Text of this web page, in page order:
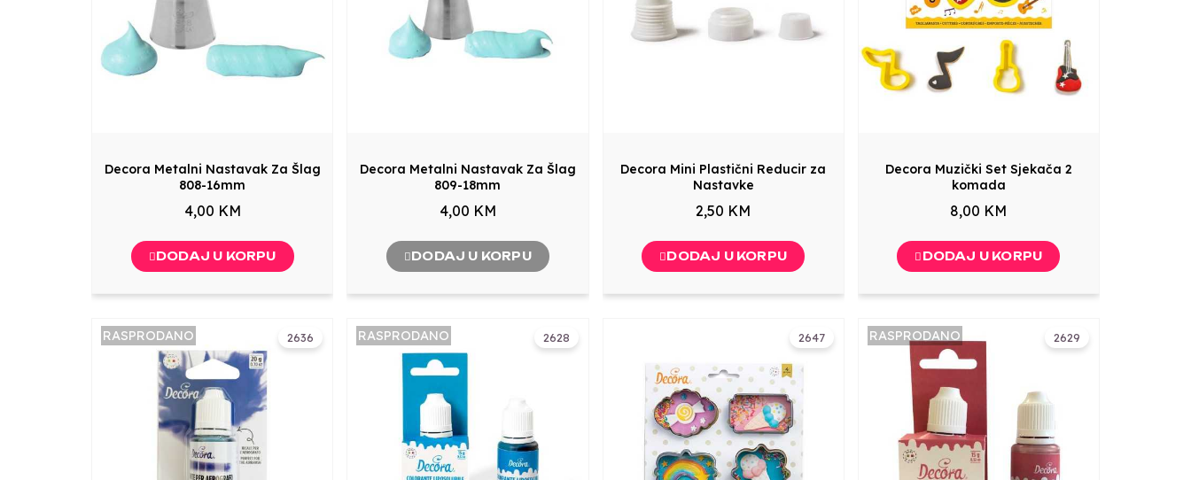
Decora Metalni Nastavak Za Šlag
808-16mm
4,00 KM
DODAJ U KORPU
Decora Metalni Nastavak Za Šlag
809-18mm
4,00 KM
DODAJ U KORPU
Decora Mini Plastični Reducir za
Nastavke
2,50 KM
DODAJ U KORPU
Decora Muzički Set Sjekača 2
komada
8,00 KM
DODAJ U KORPU
2636
RASPRODANO 2628
RASPRODANO 2647 2629
RASPRODANO